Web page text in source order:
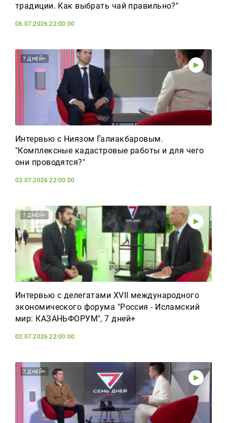
традиции. Как выбрать чай правильно?"
06.07.2026 22:00:00
7 ДНЕЙ+
Интервью с Ниязом Галиакбаровым.
"Комплексные кадастровые работы и для чего
они проводятся?"
03.07.2026 22:00:00
7 ДНЕЙ+
Интервью с делегатами XVII международного
экономического форума "Россия - Исламский
мир: КАЗАНЬФОРУМ", 7 дней+
02.07.2026 22:00:00
7 ДНЕЙ+